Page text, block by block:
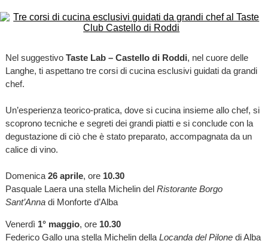
Nel suggestivo Taste Lab – Castello di Roddi, nel cuore delle
Langhe, ti aspettano tre corsi di cucina esclusivi guidati da grandi
chef.
Un’esperienza teorico-pratica, dove si cucina insieme allo chef, si
scoprono tecniche e segreti dei grandi piatti e si conclude con la
degustazione di ciò che è stato preparato, accompagnata da un
calice di vino.
Domenica 26 aprile, ore 10.30
Pasquale Laera una stella Michelin del Ristorante Borgo
Sant’Annadi Monforte d’Alba
Venerdì 1° maggio, ore 10.30
Federico Gallo una stella Michelin della Locanda del Pilone di Alba